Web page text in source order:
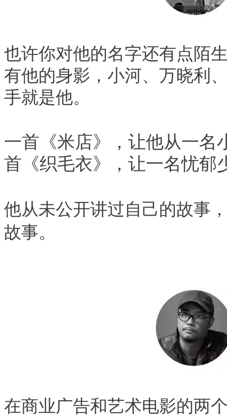
也许你对他的名字还有点陌
有他的身影，小河、万晓利
手就是他。
一首《米店》，让他从一名
首《织毛衣》，让一名忧郁
他从未公开讲过自己的故事
故事。
在商业广告和艺术电影的两